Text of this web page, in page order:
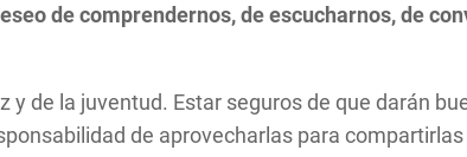
de comprendernos, de escucharnos, de
de la juventud. Estar seguros de que darán
de aprovecharlas para